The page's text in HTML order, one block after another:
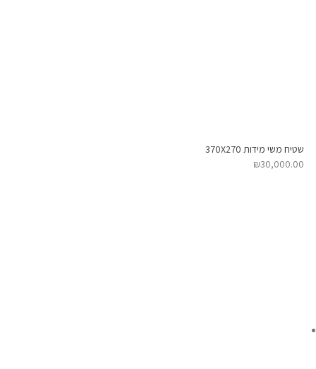
שטיח משי מידות 370X270
₪30,000.00